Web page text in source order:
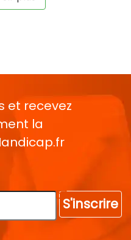
et recevez
la
S'inscrire